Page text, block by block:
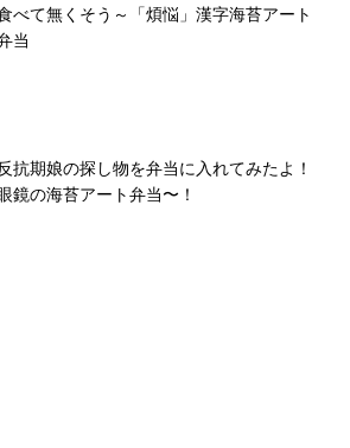
べて無くそう～「煩悩」漢字海苔アート
当
反抗期娘の探し物を弁当に入れてみたよ！
鏡の海苔アート弁当〜！